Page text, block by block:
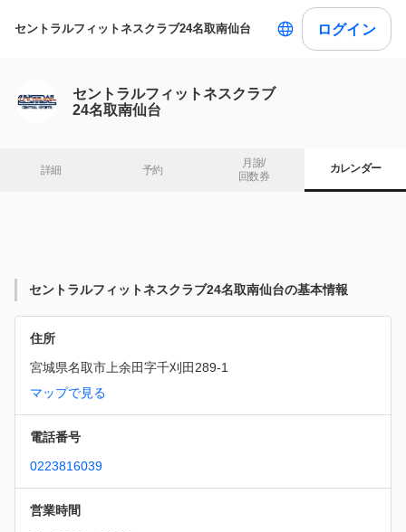
セントラルフィットネスクラブ24名取南仙台 ログイン
セントラルフィットネスクラブ
24名取南仙台
詳細 予約
月謝/
回数券
カレンダー
セントラルフィットネスクラブ24名取南仙台の基本情報
住所
宮城県名取市上余田字千刈田289-1
マップで見る
電話番号
0223816039
営業時間